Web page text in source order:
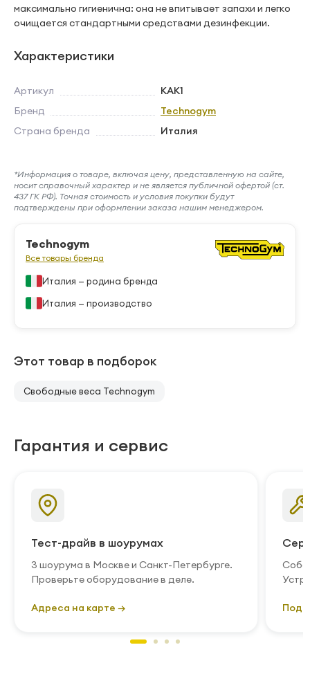
максимально гигиенична: она не впитывает запахи и легко
очищается стандартными средствами дезинфекции.
Характеристики
Артикул
KAK1
Бренд
Technogym
Страна бренда
Италия
*Информация о товаре, включая цену, представленную на сайте,
носит справочный характер и не является публичной офертой (ст.
437 ГК РФ). Точная стоимость и условия покупки будут
подтверждены при оформлении заказа нашим менеджером.
Technogym
Все товары бренда
Италия — родина бренда
Италия — производство
Этот товар в подборок
Свободные веса Technogym
Гарантия и сервис
Тест-драйв в шоурумах
3 шоурума в Москве и Санкт-Петербурге.
Проверьте оборудование в деле.
Адреса на карте →